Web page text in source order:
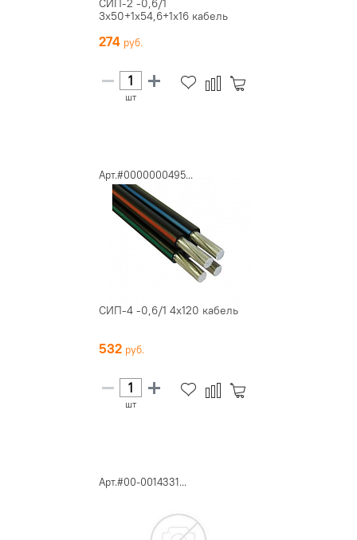
СИП-2 -0,6/1
3х50+1х54,6+1х16 кабель
274
шт
Арт.#0000000495...
СИП-4 -0,6/1 4х120 кабель
532
шт
Арт.#00-0014331...